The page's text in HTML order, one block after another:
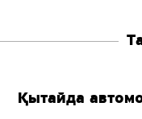
Қытайда